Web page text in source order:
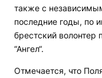
также с
последние годы, по
брестский волонтер
“Ангел“.
Отмечается, что